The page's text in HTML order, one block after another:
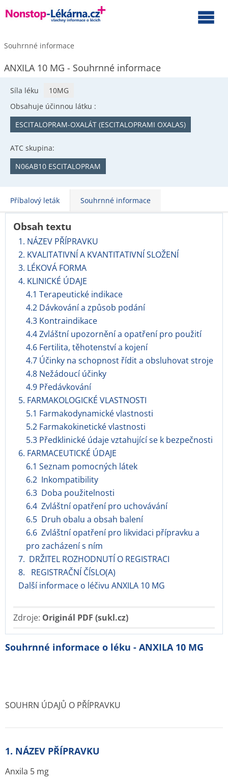
Souhrnné informace
ANXILA 10 MG - Souhrnné informace
Síla léku
10MG
Obsahuje účinnou látku :
ESCITALOPRAM-OXALÁT (ESCITALOPRAMI OXALAS)
ATC skupina:
N06AB10 ESCITALOPRAM
Příbalový leták Souhrnné informace
Obsah textu
1. NÁZEV PŘÍPRAVKU
2. KVALITATIVNÍ A KVANTITATIVNÍ SLOŽENÍ
3. LÉKOVÁ FORMA
4. KLINICKÉ ÚDAJE
4.1 Terapeutické indikace
4.2 Dávkování a způsob podání
4.3 Kontraindikace
4.4 Zvláštní upozornění a opatření pro použití
4.6 Fertilita, těhotenství a kojení
4.7 Účinky na schopnost řídit a obsluhovat stroje
4.8 Nežádoucí účinky
4.9 Předávkování
5. FARMAKOLOGICKÉ VLASTNOSTI
5.1 Farmakodynamické vlastnosti
5.2 Farmakokinetické vlastnosti
5.3 Předklinické údaje vztahující se k bezpečnosti
6. FARMACEUTICKÉ ÚDAJE
6.1 Seznam pomocných látek
6.2 Inkompatibility
6.3 Doba použitelnosti
6.4 Zvláštní opatření pro uchovávání
6.5 Druh obalu a obsah balení
6.6 Zvláštní opatření pro likvidaci přípravku a
pro zacházení s ním
7. DRŽITEL ROZHODNUTÍ O REGISTRACI
8. REGISTRAČNÍ ČÍSLO(A)
Další informace o léčivu ANXILA 10 MG
Zdroje: Originál PDF (sukl.cz)
Souhrnné informace o léku - ANXILA 10 MG
SOUHRN ÚDAJŮ O PŘÍPRAVKU
1. NÁZEV PŘÍPRAVKU
Anxila 5 mg